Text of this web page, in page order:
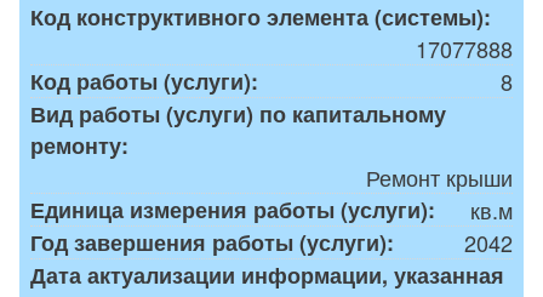
Код конструктивного элемента (системы):
17077888
Код работы (услуги):
8
Вид работы (услуги) по капитальному
ремонту:
Ремонт крыши
Единица измерения работы (услуги):
кв.м
Год завершения работы (услуги):
2042
Дата актуализации информации, указанная